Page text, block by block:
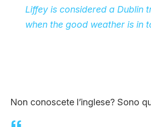
Liffey is considered a Dublin
when the good weather is in
Non conoscete l’inglese? Sono